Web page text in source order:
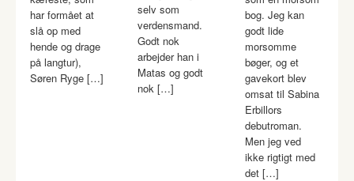
har formået at
slå op med
hende og drage
på langtur),
Søren Ryge […]
selv som
verdensmand.
Godt nok
arbejder han i
Matas og godt
nok […]
bog. Jeg kan
godt lide
morsomme
bøger, og et
gavekort blev
omsat til Sabina
Erbillors
debutroman.
Men jeg ved
ikke rigtigt med
det […]